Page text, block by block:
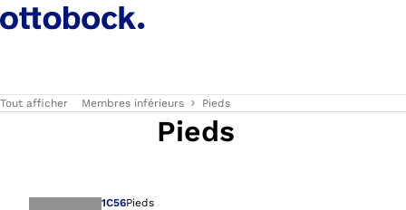
Tout afficher Membres inférieurs Pieds
Pieds
1C56Pieds